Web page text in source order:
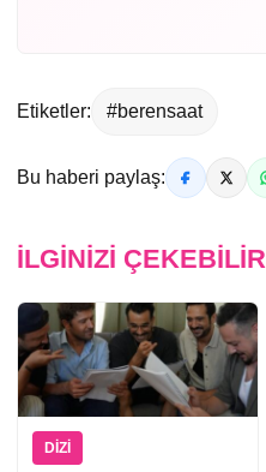
Etiketler: #berensaat
Bu haberi paylaş:
İLGINIZI ÇEKEBILIR
DIZI